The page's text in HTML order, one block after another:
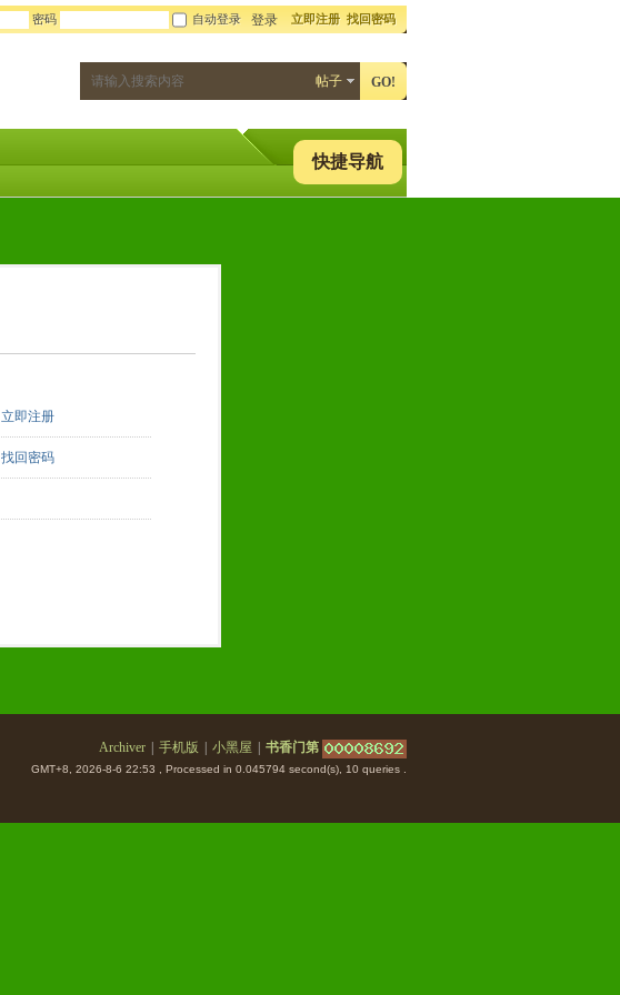
密码 自动登录 登录 立即注册 找回密码
帖子 GO!
快捷导航
立即注册
找回密码
Archiver 手机版 小黑屋 书香门第
GMT+8, 2026-8-6 22:53 , Processed in 0.045794 second(s), 10 queries .